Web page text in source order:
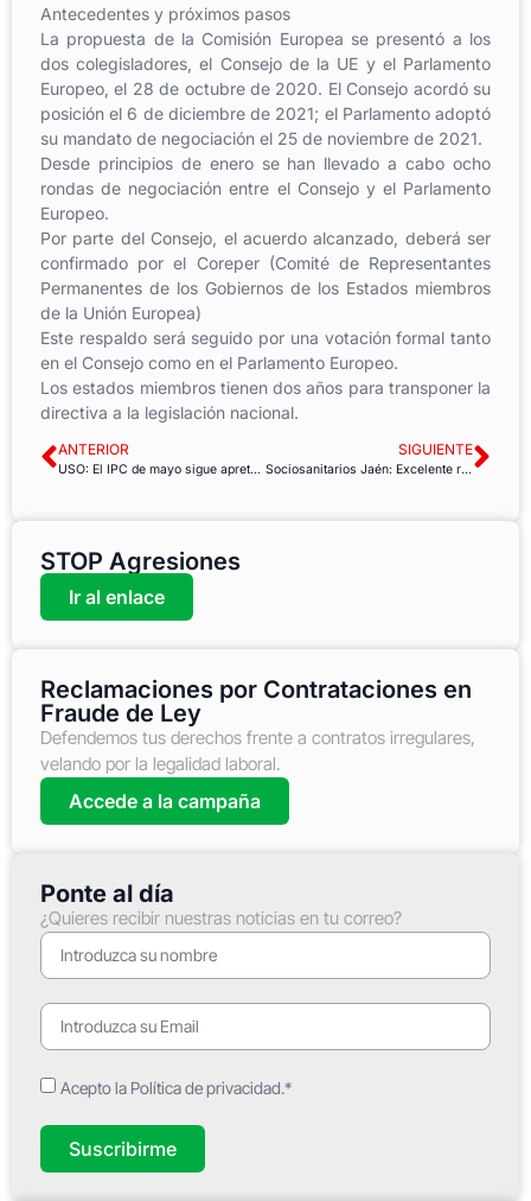
Antecedentes y próximos pasos
La propuesta de la Comisión Europea se presentó a los
dos colegisladores, el Consejo de la UE y el Parlamento
Europeo, el 28 de octubre de 2020. El Consejo acordó su
posición el 6 de diciembre de 2021; el Parlamento adoptó
su mandato de negociación el 25 de noviembre de 2021.
Desde principios de enero se han llevado a cabo ocho
rondas de negociación entre el Consejo y el Parlamento
Europeo.
Por parte del Consejo, el acuerdo alcanzado, deberá ser
confirmado por el Coreper (Comité de Representantes
Permanentes de los Gobiernos de los Estados miembros
de la Unión Europea)
Este respaldo será seguido por una votación formal tanto
en el Consejo como en el Parlamento Europeo.
Los estados miembros tienen dos años para transponer la
directiva a la legislación nacional.
ANTERIOR
USO: El IPC de mayo sigue apretando el bolsillo de los hogares
SIGUIENTE
Sociosanitarios Jaén: Excelente resultado elecciones en FAISEM
STOP Agresiones
Ir al enlace
Reclamaciones por Contrataciones en
Fraude de Ley
Defendemos tus derechos frente a contratos irregulares,
velando por la legalidad laboral.
Accede a la campaña
Ponte al día
¿Quieres recibir nuestras noticias en tu correo?
Acepto la Política de privacidad.*
Suscribirme